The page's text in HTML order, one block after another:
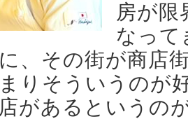
房が限
なって
、その街が商店
りそういうのが
があるというの